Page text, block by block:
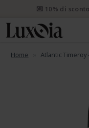
Home Atlantic Timeroy
📦 Spedizione prioritaria
prioritaria raccomandata